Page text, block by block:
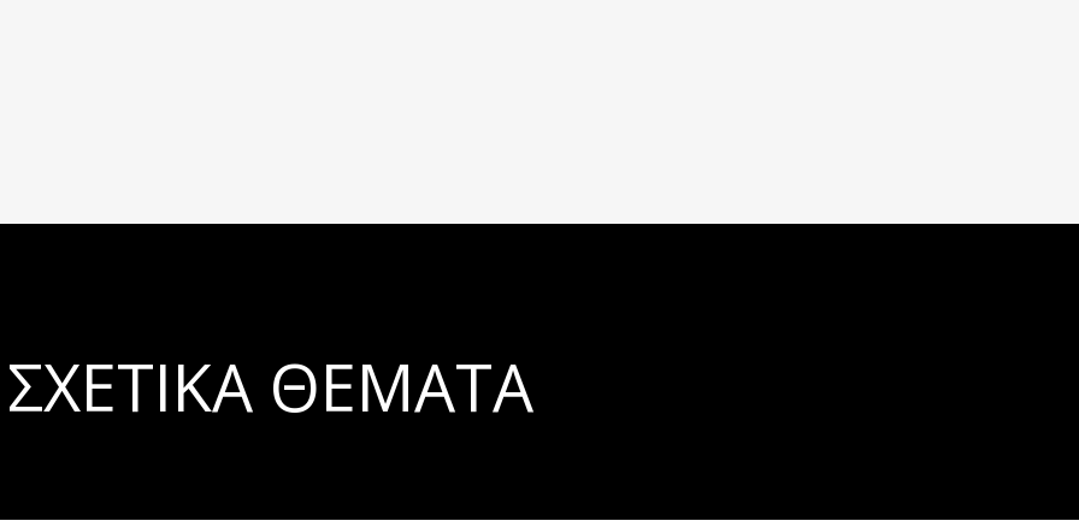
ΣΧΕΤΙΚΆ ΘΈΜΑΤΑ